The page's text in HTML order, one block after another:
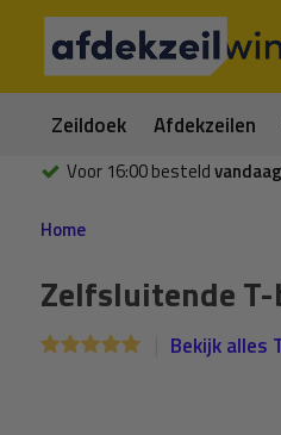
Zeildoek Afdekzeilen
Voor 16:00 besteld
Home
Zelfsluitende
Bekijk alles